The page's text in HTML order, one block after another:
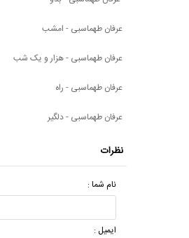
عرفان طهماسبی - امشب
عرفان طهماسبی - هزار و یک شب
عرفان طهماسبی - راه
عرفان طهماسبی - دلگیر
نظرات
نام شما :
ایمیل :